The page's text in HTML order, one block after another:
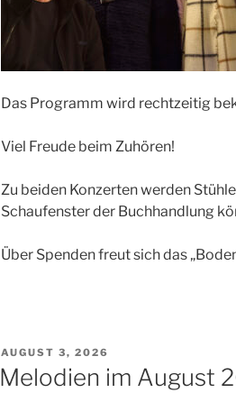
Das Programm wird rechtzeitig
Viel Freude beim Zuhören!
Zu beiden Konzerten werden
Schaufenster der Buchhandlung
Über Spenden freut sich das
VERÖFFENTLICHT
AM
AUGUST 3, 2026
Melodien im August